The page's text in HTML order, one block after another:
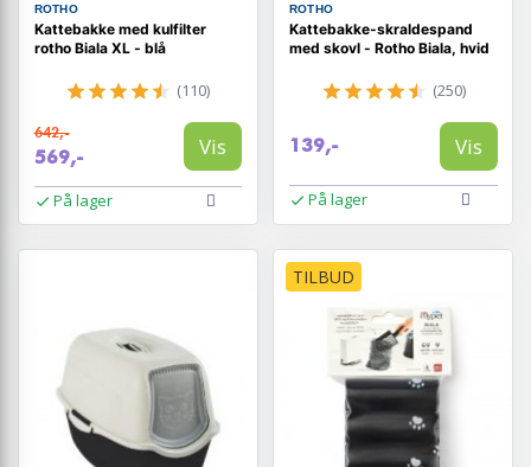
ROTHO
Kattebakke med kulfilter
rotho Biala XL - blå
(110)
642,-
569,- Vis
På lager
ROTHO
Kattebakke-skraldespand
med skovl - Rotho Biala, hvid
(250)
139,- Vis
På lager
TILBUD